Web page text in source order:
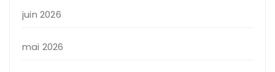
juin 2026
mai 2026